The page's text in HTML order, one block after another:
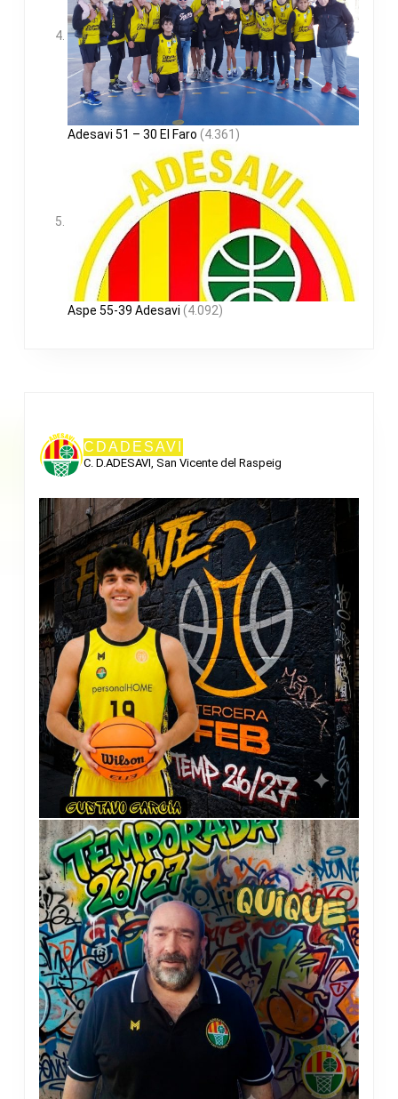
Adesavi 51 – 30 El Faro (4.361)
Aspe 55-39 Adesavi (4.092)
CDADESAVI
C. D.ADESAVI, San Vicente del Raspeig